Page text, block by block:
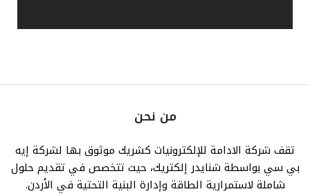
من نحن
تقف شركة الادامة للإلكترونيات كشريك موثوق بها لشركة إيه
بي سي بواسطة شنايدر إلكتريك، حيث تتخصص في تقديم حلول
شاملة لاستمرارية الطاقة وإدارة البنية التحتية في الأردن.